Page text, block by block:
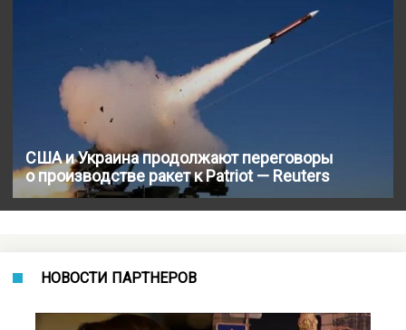
США и Украина продолжают переговоры
о производстве ракет к Patriot — Reuters
НОВОСТИ ПАРТНЕРОВ